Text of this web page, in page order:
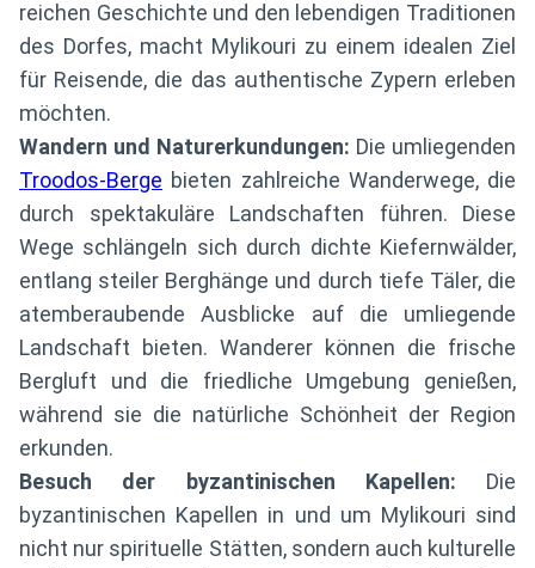
reichen Geschichte und den lebendigen Traditionen
des Dorfes, macht Mylikouri zu einem idealen Ziel
für Reisende, die das authentische Zypern erleben
möchten.
Wandern und Naturerkundungen: Die umliegenden
Troodos-Berge bieten zahlreiche Wanderwege, die
durch spektakuläre Landschaften führen. Diese
Wege schlängeln sich durch dichte Kiefernwälder,
entlang steiler Berghänge und durch tiefe Täler, die
atemberaubende Ausblicke auf die umliegende
Landschaft bieten. Wanderer können die frische
Bergluft und die friedliche Umgebung genießen,
während sie die natürliche Schönheit der Region
erkunden.
Besuch der byzantinischen Kapellen: Die
byzantinischen Kapellen in und um Mylikouri sind
nicht nur spirituelle Stätten, sondern auch kulturelle